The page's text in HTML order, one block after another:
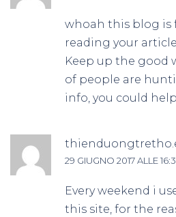
whoah this blog is
reading your
Keep up the good
of people are
info, you could
29 GIUGNO 2017 ALLE
Every weekend i
this site, for the